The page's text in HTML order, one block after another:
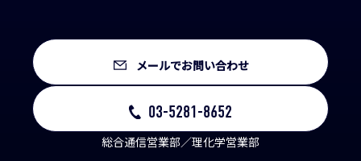
メールでお問い合わせ
03-5281-8652
総合通信営業部／理化学営業部